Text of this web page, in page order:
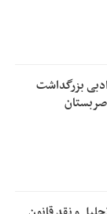
بزرگداشت
صربستان